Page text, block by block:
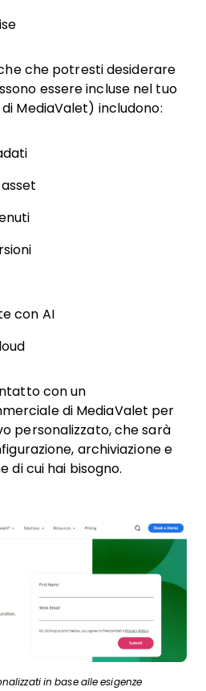
che potresti desiderare
essere incluse nel tuo
MediaValet) includono:
con AI
con un
di MediaValet per
personalizzato, che sarà
archiviazione e
di cui hai bisogno.
in base alle esigenze